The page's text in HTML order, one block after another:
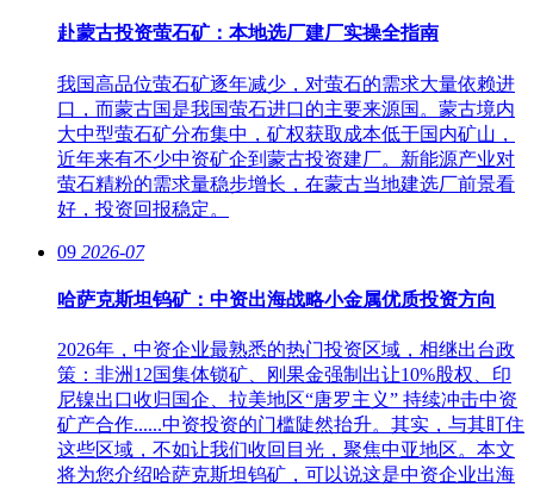
赴蒙古投资萤石矿：本地选厂建厂实操全指南
我国高品位萤石矿逐年减少，对萤石的需求大量依赖进
口，而蒙古国是我国萤石进口的主要来源国。蒙古境内
大中型萤石矿分布集中，矿权获取成本低于国内矿山，
近年来有不少中资矿企到蒙古投资建厂。新能源产业对
萤石精粉的需求量稳步增长，在蒙古当地建选厂前景看
好，投资回报稳定。
09 2026-07
哈萨克斯坦钨矿：中资出海战略小金属优质投资方向
2026年，中资企业最熟悉的热门投资区域，相继出台政
策：非洲12国集体锁矿、刚果金强制出让10%股权、印
尼镍出口收归国企、拉美地区“唐罗主义” 持续冲击中资
矿产合作......中资投资的门槛陡然抬升。其实，与其盯住
这些区域，不如让我们收回目光，聚焦中亚地区。本文
将为您介绍哈萨克斯坦钨矿，可以说这是中资企业出海